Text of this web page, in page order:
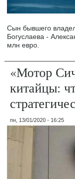
Сын бывшего
Богуслаева -
млн евро.
«Мотор
китайцы:
пн, 13/01/2020 - 16:25